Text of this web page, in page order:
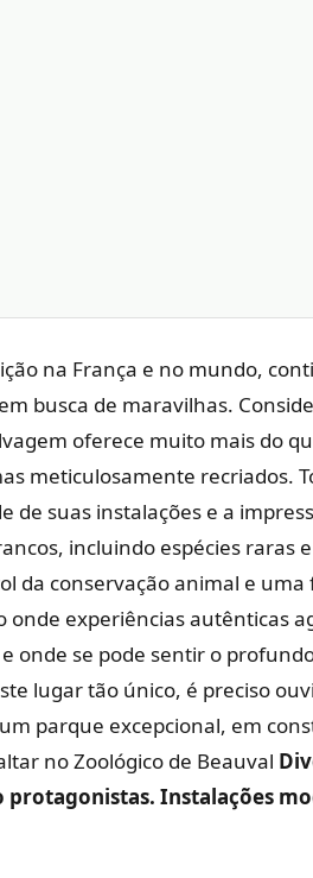
na França e no mundo,
busca de maravilhas.
oferece muito mais do
meticulosamente recriados.
de suas instalações e a
incluindo espécies raras
da conservação animal e
onde experiências autênticas
onde se pode sentir o
lugar tão único, é preciso
parque excepcional, em
no Zoológico de Beauval
Instalações